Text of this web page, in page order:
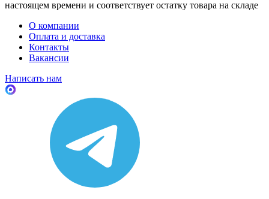
настоящем времени и соответствует остатку товара на складе
О компании
Оплата и доставка
Контакты
Вакансии
Написать нам